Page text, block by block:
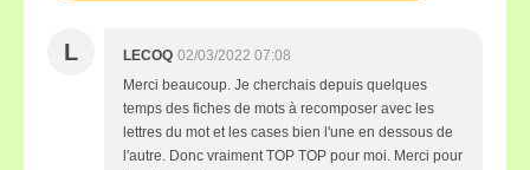
L LECOQ 02/03/2022 07:08
Merci beaucoup. Je cherchais depuis quelques
temps des fiches de mots à recomposer avec les
lettres du mot et les cases bien l'une en dessous de
l'autre. Donc vraiment TOP TOP pour moi. Merci pour